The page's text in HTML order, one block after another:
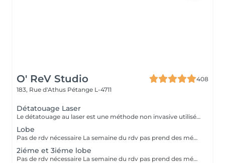
O' ReV Studio
408
183, Rue d'Athus Pétange L-4711
Détatouage Laser
Le détatouage au laser est une méthode non invasive utilisée pour enlever un tatouage de la peau en utilisant un laser. Ce processus est très populaire, car il permet de supprimer les tatouages de manière efficace tout en minimisant les risques de cicatrices. Le principe repose sur l'utilisation d e faisceaux lumineux qui fragmentent les pigments du tatouage.
Lobe
Pas de rdv nécessaire La semaine du rdv pas prend des médicaments, des anti-inflamatoires, des antibiotiques et de cortisone.
2iéme et 3iéme lobe
Pas de rdv nécessaire La semaine du rdv pas prend des médicaments, des anti-inflamatoires, des antibiotiques et de cortisone.